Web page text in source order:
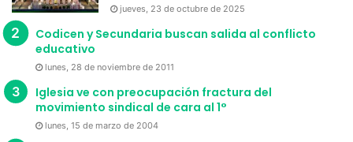
jueves, 23 de octubre de 2025
Codicen y Secundaria buscan salida al conflicto
educativo
lunes, 28 de noviembre de 2011
Iglesia ve con preocupación fractura del
movimiento sindical de cara al 1°
lunes, 15 de marzo de 2004